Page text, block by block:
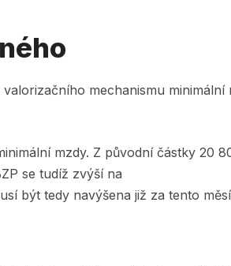
mechanismu
mzdy. Z původní částky 20
se tudíž zvýší na
být tedy navýšena již za tento